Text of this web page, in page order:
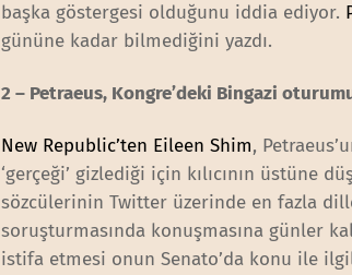
başka göstergesi olduğunu iddia ediyor.
gününe kadar bilmediğini yazdı.
2 – Petraeus, Kongre’deki Bingazi
New Republic’ten Eileen Shim,
‘gerçeği’ gizlediği için kılıcının üstüne
sözcülerinin Twitter üzerinde en fazla
soruşturmasında konuşmasına günler
istifa etmesi onun Senato’da konu ile